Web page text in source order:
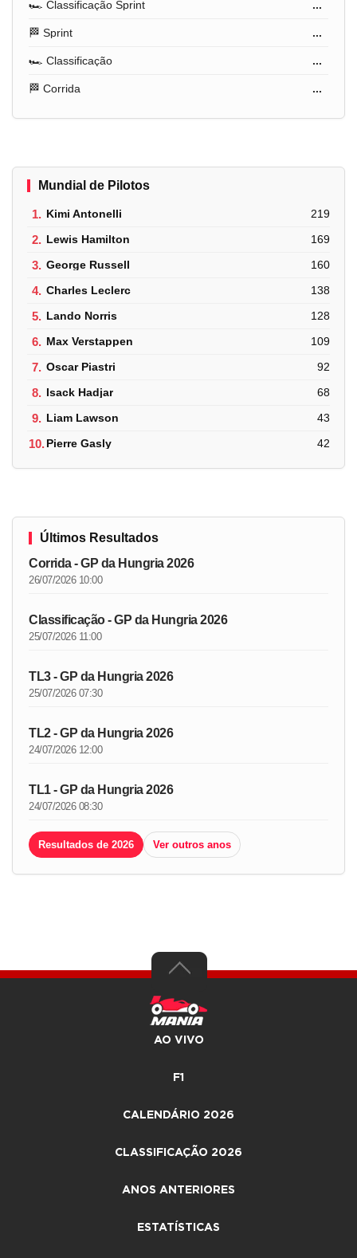
🏎️ Classificação Sprint ...
🏁 Sprint ...
🏎️ Classificação ...
🏁 Corrida ...
Mundial de Pilotos
1. Kimi Antonelli 219
2. Lewis Hamilton 169
3. George Russell 160
4. Charles Leclerc 138
5. Lando Norris 128
6. Max Verstappen 109
7. Oscar Piastri 92
8. Isack Hadjar 68
9. Liam Lawson 43
10.Pierre Gasly 42
Últimos Resultados
Corrida - GP da Hungria 2026
26/07/2026 10:00
Classificação - GP da Hungria 2026
25/07/2026 11:00
TL3 - GP da Hungria 2026
25/07/2026 07:30
TL2 - GP da Hungria 2026
24/07/2026 12:00
TL1 - GP da Hungria 2026
24/07/2026 08:30
Resultados de 2026 Ver outros anos
AO VIVO
F1
CALENDÁRIO 2026
CLASSIFICAÇÃO 2026
ANOS ANTERIORES
ESTATÍSTICAS